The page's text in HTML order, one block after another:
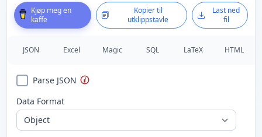
Kjøp meg en
kaffe
Kopier til
utklippstavle
Last ned
fil
JSON Excel Magic SQL LaTeX HTML
Parse JSON
Data Format